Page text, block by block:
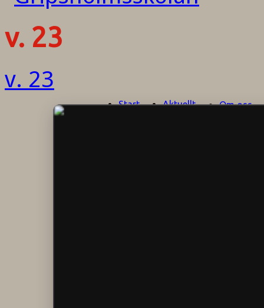
Start Aktuellt Om oss
v. 23
v. 23